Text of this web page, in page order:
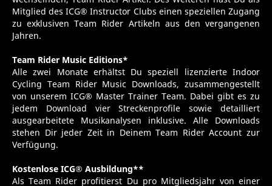
Mitglied des ICG® Instructor Clubs einen speziellen Zugang
zu exklusiven Team Rider Artikeln aus den vergangenen
Jahren.
Team Rider Music Editions*
Alle zwei Monate erhältst Du speziell lizenzierte Indoor
Cycling Team Rider Music Downloads, zusammengestellt
von unserem ICG® Master Trainer Team. Dabei gibt es zu
jedem Download vier Streckenprofile sowie detailliert
ausgearbeitete Musikanalysen inklusive. Alle Downloads
stehen Dir jeder Zeit in Deinem Team Rider Account zur
Verfügung.
Kostenlose ICG® Ausbildung**
Als Team Rider profitierst Du pro Mitgliedsjahr von einer